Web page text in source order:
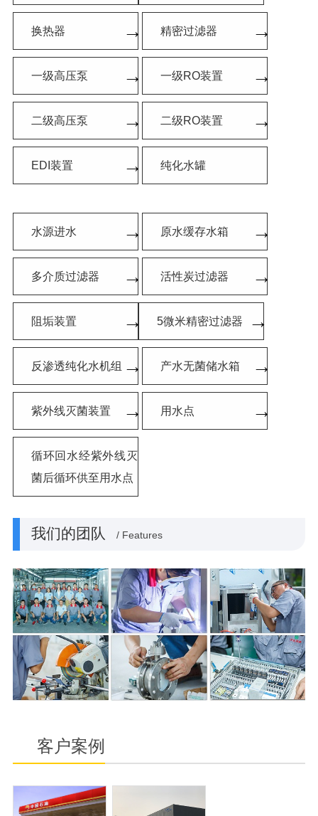
换热器 → 精密过滤器 →
一级高压泵 → 一级RO装置 →
二级高压泵 → 二级RO装置 →
EDI装置 → 纯化水罐
水源进水 → 原水缓存水箱 →
多介质过滤器 → 活性炭过滤器 →
阻垢装置 → 5微米精密过滤器 →
反渗透纯化水机组 → 产水无菌储水箱 →
紫外线灭菌装置 → 用水点 →
循环回水经紫外线灭
菌后循环供至用水点
我们的团队 / Features
客户案例